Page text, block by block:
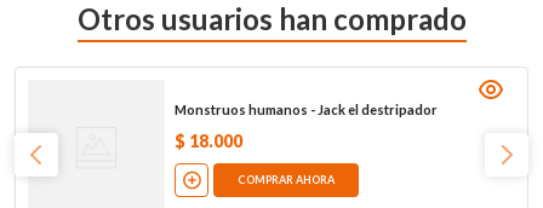
Otros usuarios han comprado
Monstruos humanos - Jack el destripador
$ 18.000
COMPRAR AHORA